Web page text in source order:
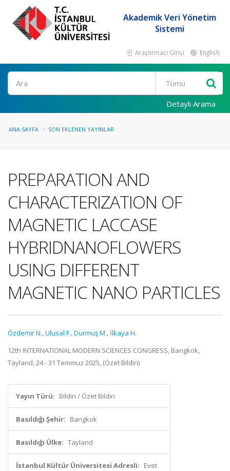
Akademik Veri Yönetim
Sistemi
Araştırmacı Girişi English
Ara
Detaylı Arama
ANA SAYFA SON EKLENEN YAYINLAR
PREPARATION AND
CHARACTERIZATION OF
MAGNETIC LACCASE
HYBRIDNANOFLOWERS
USING DIFFERENT
MAGNETIC NANO PARTICLES
Özdemir N.,Ulusal F.,Durmuş M., İlkaya H.
12th INTERNATIONAL MODERN SCIENCES CONGRESS, Bangkok,
Tayland, 24 - 31 Temmuz 2025, (Özet Bildiri)
Yayın Türü: Bildiri / Özet Bildiri
Basıldığı Şehir: Bangkok
Basıldığı Ülke: Tayland
İstanbul Kültür Üniversitesi Adresli: Evet